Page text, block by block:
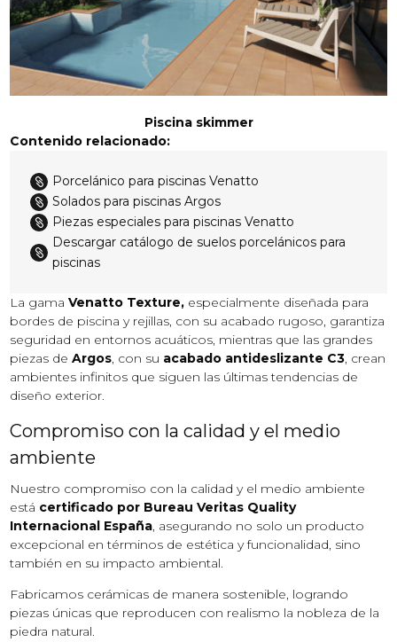
Piscina skimmer
Contenido relacionado:
 Porcelánico para piscinas Venatto
 Solados para piscinas Argos
 Piezas especiales para piscinas Venatto

Descargar catálogo de suelos porcelánicos para
piscinas
La gamaVenatto Texture, especialmente diseñada para
bordes de piscina y rejillas, con su acabado rugoso, garantiza
seguridad en entornos acuáticos, mientras que las grandes
piezas deArgos, con su acabado antideslizante C3, crean
ambientes infinitos que siguen las últimas tendencias de
diseño exterior.
Compromiso con la calidad y el medio
ambiente
Nuestro compromiso con la calidad y el medio ambiente
está certificado por Bureau Veritas Quality
Internacional España, asegurando no solo un producto
excepcional en términos de estética y funcionalidad, sino
también en su impacto ambiental.
Fabricamos cerámicas de manera sostenible, logrando
piezas únicas que reproducen con realismo la nobleza de la
piedra natural.